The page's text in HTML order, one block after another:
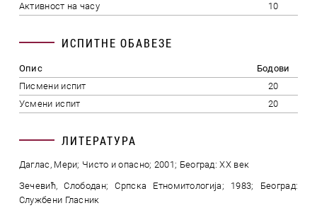
Активност на часу
10
ИСПИТНЕ ОБАВЕЗЕ
Опис
Бодови
Писмени испит
20
Усмени испит
20
ЛИТЕРАТУРА
Даглас, Мери; Чисто и опасно; 2001; Београд: XX век
Зечевић, Слободан; Српска Етномитологија; 1983; Београд:
Службени Гласник